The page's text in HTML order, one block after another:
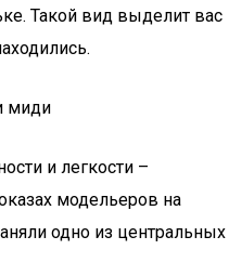
Такой вид выделит вас
миди
и легкости –
модельеров на
одно из центральных